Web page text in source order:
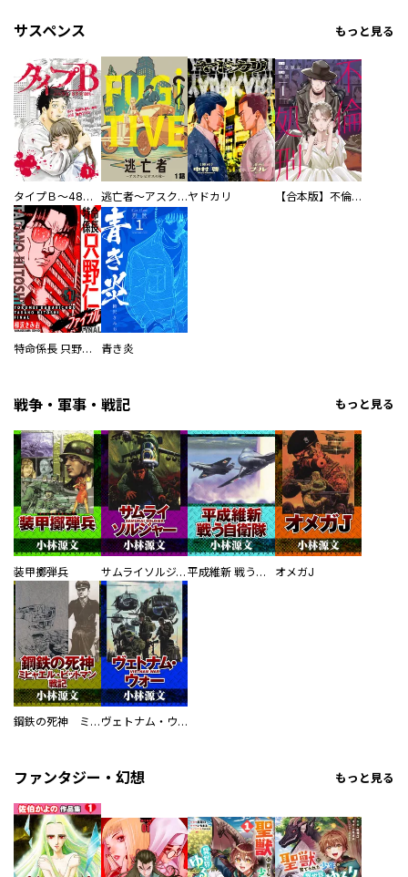
サスペンス もっと見る
タイプＢ～48時間後、致死率100％～【単話】 逃亡者～アスクレピオスの杖～ヤドカリ 【合本版】不倫処刑
特命係長 只野仁ファイナル 愛蔵版 青き炎
戦争・軍事・戦記 もっと見る
装甲擲弾兵 サムライソルジャー SAMURAI SOLDIER 平成維新 戦う自衛隊 オメガJ
鋼鉄の死神 ミヒャエル・ビットマン戦記 ヴェトナム・ウォー VIETNAM WAR
ファンタジー・幻想 もっと見る